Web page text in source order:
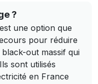
?
une option que
pour réduire
out massif qui
sont utilisés
en France